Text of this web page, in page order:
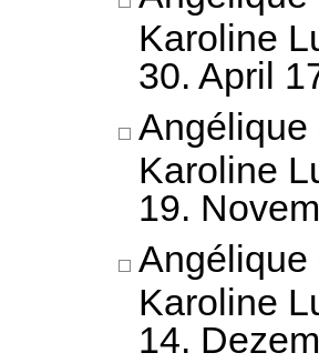
Karoline
30. April
Angélique
Karoline
19.
Angélique
Karoline
14.